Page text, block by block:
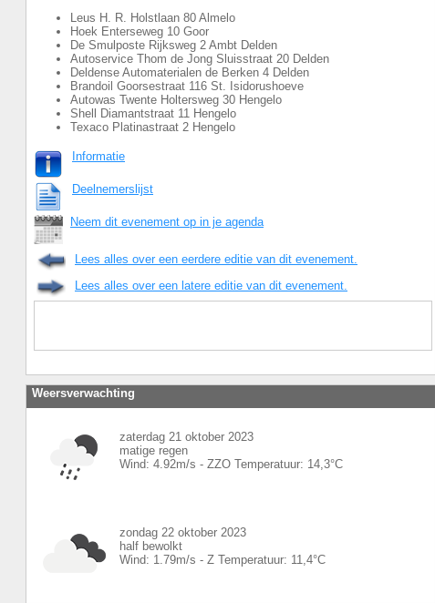
Leus H. R. Holstlaan 80 Almelo
Hoek Enterseweg 10 Goor
De Smulposte Rijksweg 2 Ambt Delden
Autoservice Thom de Jong Sluisstraat 20 Delden
Deldense Automaterialen de Berken 4 Delden
Brandoil Goorsestraat 116 St. Isidorushoeve
Autowas Twente Holtersweg 30 Hengelo
Shell Diamantstraat 11 Hengelo
Texaco Platinastraat 2 Hengelo
Informatie
Deelnemerslijst
Neem dit evenement op in je agenda
Lees alles over een eerdere editie van dit evenement.
Lees alles over een latere editie van dit evenement.
Weersverwachting
zaterdag 21 oktober 2023
matige regen
Wind: 4.92m/s - ZZO Temperatuur: 14,3°C
zondag 22 oktober 2023
half bewolkt
Wind: 1.79m/s - Z Temperatuur: 11,4°C